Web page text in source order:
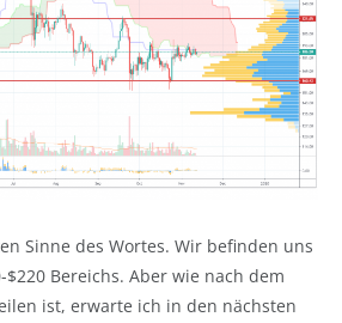
Sinne des Wortes. Wir befinden uns
Bereichs. Aber wie nach dem
ist, erwarte ich in den nächsten